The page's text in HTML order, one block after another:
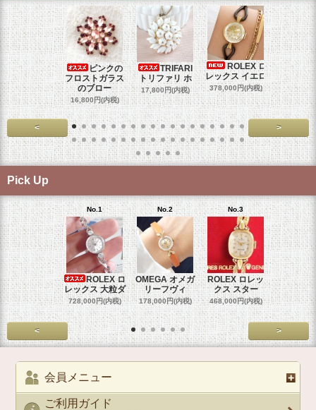
ピンクの
フロストガラス
のブロー
16,800円(内税)
TRIFARI
トリファリ ホ
17,800円(内税)
ROLEX ロ
レックス イエロ
378,000円(内税)
ジュリア
29,000円(
< >
Pick Up
No.1
ROLEX ロ
レックス 大粒ダ
728,000円(内税)
No.2
OMEGA オメガ
リーフヴィ
178,000円(内税)
No.3
ROLEX ロレッ
クス スター
468,000円(内税)
No.4
ROLEX
クス
458,000円
< >
会員メニュー
ご利用ガイド